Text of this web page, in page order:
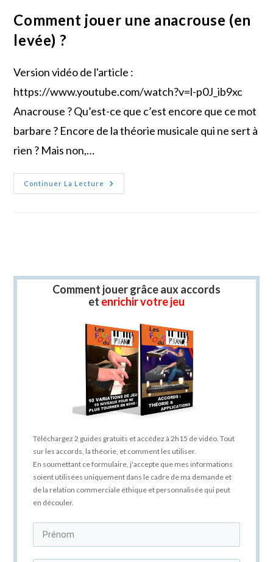
Comment jouer une anacrouse (en
levée) ?
Version vidéo de l'article :
https://www.youtube.com/watch?v=l-p0J_ib9xc
Anacrouse ? Qu’est-ce que c’est encore que ce mot
barbare ? Encore de la théorie musicale qui ne sert à
rien ? Mais non,…
Continuer La Lecture
Comment
Jouer
Comment jouer grâce aux accords
et enrichir votre jeu
Téléchargez 2 guides gratuits et accédez à 2h15 de vidéo. Tout
sur les accords, la théorie, et comment les utiliser.
En soumettant ce formulaire, j'accepte que mes informations
soient utilisées uniquement dans le cadre de ma demande et
de la relation commerciale éthique et personnalisée qui peut
en découler.